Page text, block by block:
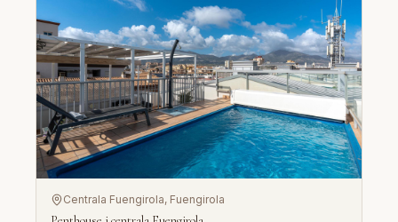
Centrala Fuengirola, Fuengirola